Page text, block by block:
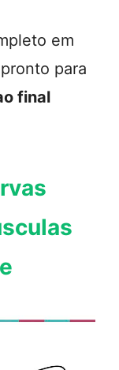
em
para
final